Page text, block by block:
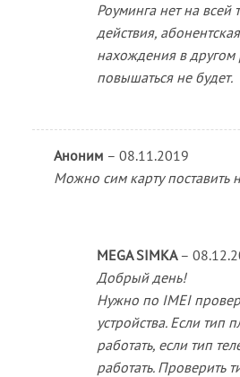
Роуминга нет на всей
действия,
нахождения в другом
повышаться не будет.
Аноним – 08.11.2019
Можно сим карту поставить
MEGA SIMKA –
Добрый день!
Нужно по IMEI
устройства. Если тип
работать, если тип
работать. Проверить